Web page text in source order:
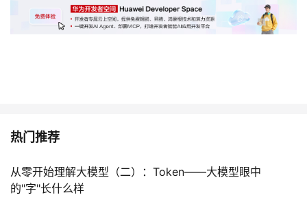
堂
我
的
我
Programs
我
技
的
热门推荐
从零开始理解大模型（二）：Token——大模型眼中
的"字"长什么样